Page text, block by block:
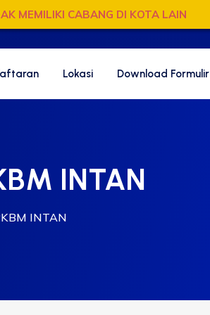
Lokasi Download Formulir
INTAN
INTAN
MEMILIKI CABANG DI KOTA LAIN